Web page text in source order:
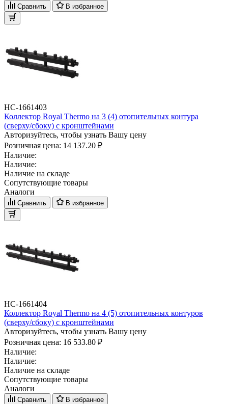
Сравнить В избранное
НС-1661403
Коллектор Royal Thermo на 3 (4) отопительных контура
(сверху/сбоку) с кронштейнами
Авторизуйтесь, чтобы узнать Вашу цену
Розничная цена: 14 137.20 ₽
Наличие:
Наличие:
Наличие на складе
Сопутствующие товары
Аналоги
Сравнить В избранное
НС-1661404
Коллектор Royal Thermo на 4 (5) отопительных контуров
(сверху/сбоку) с кронштейнами
Авторизуйтесь, чтобы узнать Вашу цену
Розничная цена: 16 533.80 ₽
Наличие:
Наличие:
Наличие на складе
Сопутствующие товары
Аналоги
Сравнить В избранное